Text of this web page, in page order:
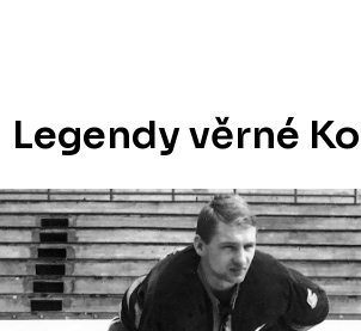
Legendy věrné